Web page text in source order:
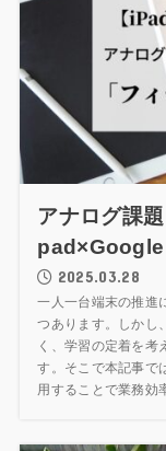
アナログ課
2025.03.28
一人一台端末の推進
つあります。しかし
く、学習の定着を考
す。そこで本記事で
用することで業務効